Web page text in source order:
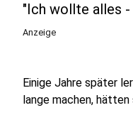
"Ich wollte alles -
Anzeige
Einige Jahre später
lange machen,